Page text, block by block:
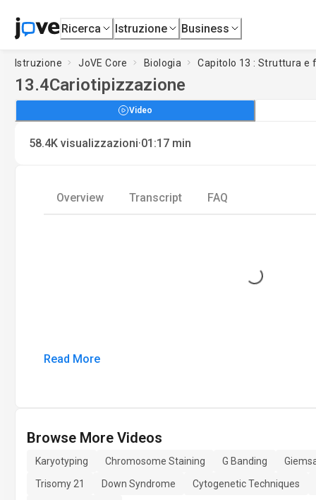
Ricerca Istruzione Business
Istruzione JoVE Core Biologia Capitolo 13 : Struttura e
13.4Cariotipizzazione
Video
58.4K visualizzazioni·01:17 min
Overview Transcript FAQ
Loading...
Read More
Browse More Videos
Karyotyping Chromosome Staining G Banding
Trisomy 21
Down Syndrome
Cytogenetic Techniques